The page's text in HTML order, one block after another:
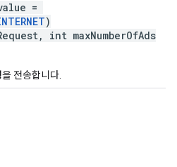
=
)
int maxNumberOfAds
전송합니다.